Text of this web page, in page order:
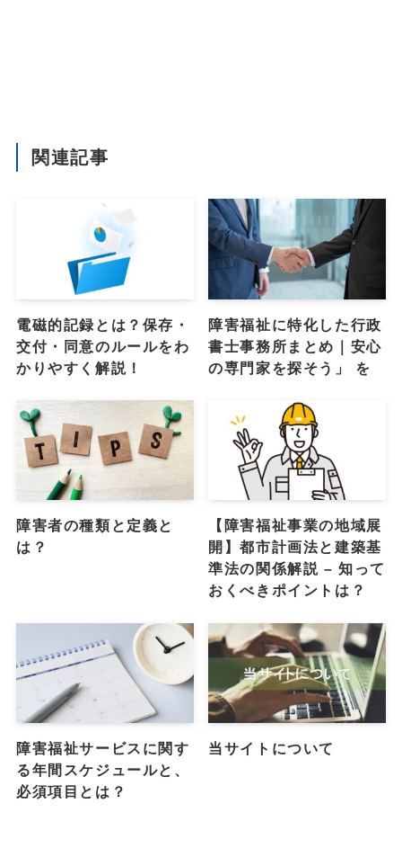
関連記事
電磁的記録とは？保存・
交付・同意のルールをわ
かりやすく解説！
障害福祉に特化した行政
書士事務所まとめ｜安心
の専門家を探そう」 を
障害者の種類と定義と
は？
【障害福祉事業の地域展
開】都市計画法と建築基
準法の関係解説 – 知って
おくべきポイントは？
障害福祉サービスに関す
る年間スケジュールと、
必須項目とは？
当サイトについて